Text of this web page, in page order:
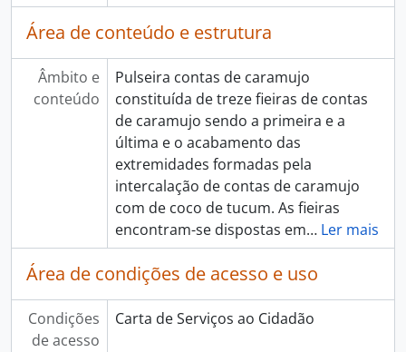
Área de conteúdo e estrutura
Âmbito e
conteúdo
Pulseira contas de caramujo
constituída de treze fieiras de contas
de caramujo sendo a primeira e a
última e o acabamento das
extremidades formadas pela
intercalação de contas de caramujo
com de coco de tucum. As fieiras
encontram-se dispostas em… Ler mais
Área de condições de acesso e uso
Condições
de acesso
Carta de Serviços ao Cidadão